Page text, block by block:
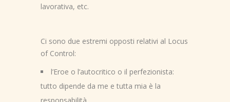
lavorativa, etc.
Ci sono due estremi opposti relativi al Locus
of Control:
l’Eroe o l’autocritico o il perfezionista:
tutto dipende da me e tutta mia è la